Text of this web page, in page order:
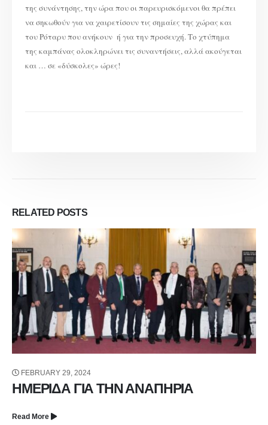
της συνάντησης, την ώρα που οι παρευρισκόμενοι θα πρέπει
να σηκωθούν για να χαιρετίσουν τις σημαίες της χώρας και
του Ρόταρυ που ανήκουν ή για την προσευχή. Το χτύπημα
της καμπάνας ολοκληρώνει τις συναντήσεις, αλλά ακούγεται
και … σε «δύσκολες» ώρες!
RELATED POSTS
FEBRUARY 29, 2024
ΗΜΕΡΙΔΑ ΓΙΑ ΤΗΝ ΑΝΑΠΗΡΙΑ
Read More